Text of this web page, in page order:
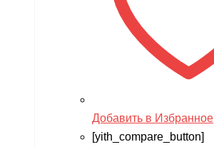
Добавить в Избранное
[yith_compare_button]